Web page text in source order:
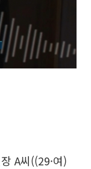
A씨((29·여)